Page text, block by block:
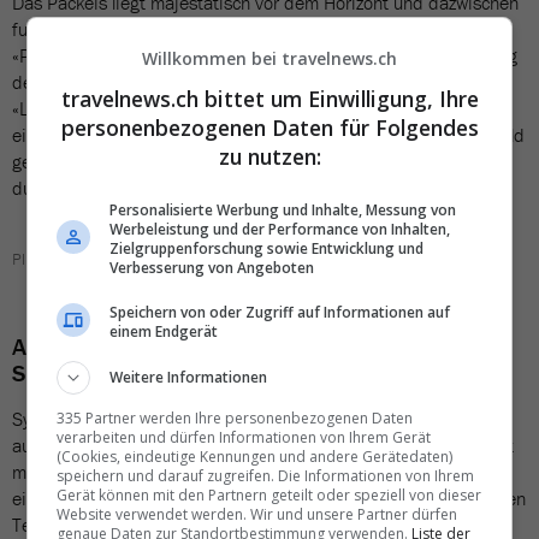
funkelt tiefblau das eiskalte Meerwasser. Plötzlich heisst es
«Polarbär voraus» und die Spannung steigt: Lässt sich der König
der Arktis heute blicken? Im Herzen des Eises bewegt sich die
«Le Commandant Charcot» in ihrem Element: Der weltweit
einzigartige Passagier-Eisbrecher wurde für genau dieses Umfeld
gebaut und bewegt sich anmutig und mit minimalem Abdruck
durch das ewige Polarmeer.
Plötzliche blickt der Polarbär rüber.
Architektur Marathon in Sydney – mit Kuoni
Sports
Sydney beherbergt nicht nur ein Opernhaus von
aussergewöhnlicher architektonischer Schönheit, sondern bietet
mit der Teilnahme an den «Abbott World Marathon Series» auch
ein einzigartiges Lauferlebnis. Der Sydney-Marathon gewährt den
Teilnehmenden beeindruckende Ausblicke auf die weite
Willkommen bei travelnews.ch
travelnews.ch bittet um Einwilligung, Ihre
personenbezogenen Daten für Folgendes
zu nutzen:
Personalisierte Werbung und Inhalte, Messung von
Werbeleistung und der Performance von Inhalten,
Zielgruppenforschung sowie Entwicklung und
Verbesserung von Angeboten
Speichern von oder Zugriff auf Informationen auf
einem Endgerät
Weitere Informationen
335 Partner werden Ihre personenbezogenen Daten
verarbeiten und dürfen Informationen von Ihrem Gerät
(Cookies, eindeutige Kennungen und andere Gerätedaten)
speichern und darauf zugreifen. Die Informationen von Ihrem
Gerät können mit den Partnern geteilt oder speziell von dieser
Website verwendet werden. Wir und unsere Partner dürfen
genaue Daten zur Standortbestimmung verwenden. Liste der